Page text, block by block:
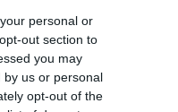
personal or
out section to
you may
by us or personal
opt-out of the